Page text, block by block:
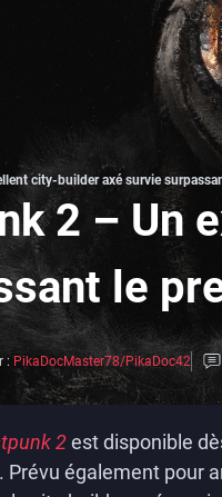
city-builder axé survie
2 – Un
le
: PikaDocMaster78/PikaDoc42
2est disponible
Prévu également